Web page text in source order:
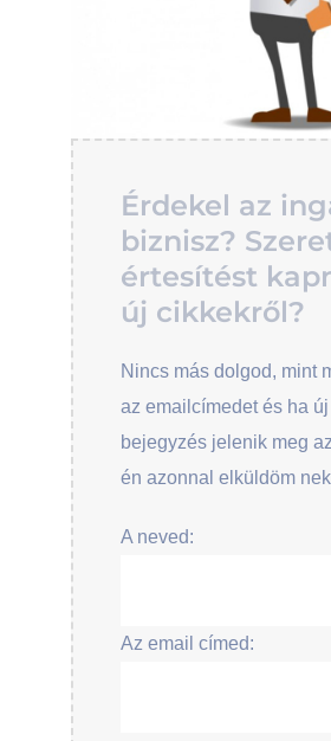
Érdekel az
biznisz?
értesítést
új cikkekről?
Nincs más dolgod, mint
az emailcímedet és ha új
bejegyzés jelenik meg
én azonnal elküldöm
A neved:
Az email címed: